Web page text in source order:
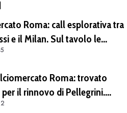
Roma: call esplorativa tra
e il Milan. Sul tavolo le
Leao e Soulé
Roma: trovato
il rinnovo di Pellegrini.
di un solo anno